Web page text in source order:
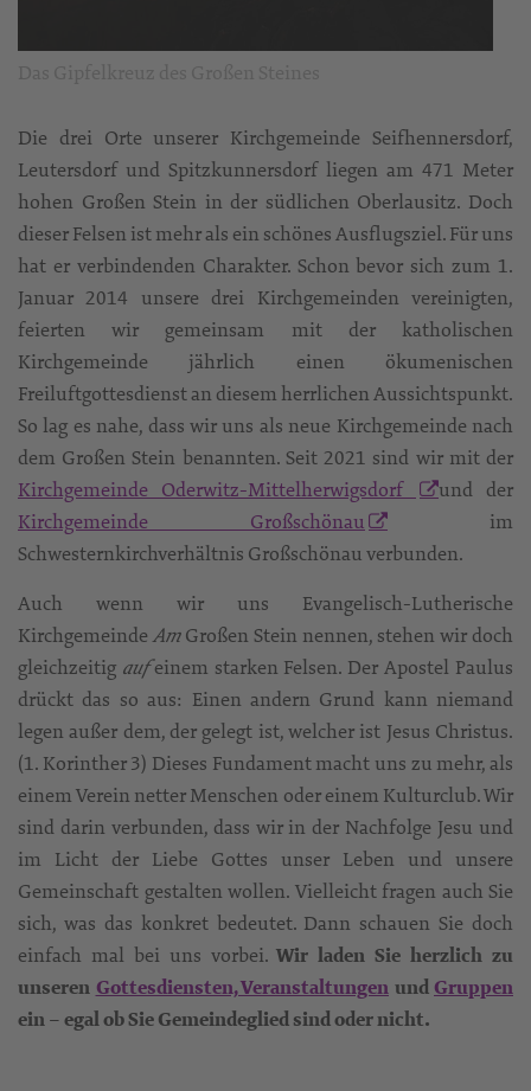
Die drei Orte unserer Kirchgemeinde Seifhennersdorf,
Leutersdorf und Spitzkunnersdorf liegen am 471 Meter
hohen Großen Stein in der südlichen Oberlausitz. Doch
dieser Felsen ist mehr als ein schönes Ausflugsziel. Für uns
hat er verbindenden Charakter. Schon bevor sich zum 1.
Januar 2014 unsere drei Kirchgemeinden vereinigten,
feierten wir gemeinsam mit der katholischen
Kirchgemeinde jährlich einen ökumenischen
Freiluftgottesdienst an diesem herrlichen Aussichtspunkt.
So lag es nahe, dass wir uns als neue Kirchgemeinde nach
dem Großen Stein benannten. Seit 2021 sind wir mit der
Kirchgemeinde Oderwitz-Mittelherwigsdorf
und der
Kirchgemeinde Großschönau
im
Schwesternkirchverhältnis Großschönau verbunden.
Auch wenn wir uns Evangelisch-Lutherische
KirchgemeindeAmGroßen Stein nennen, stehen wir doch
gleichzeitig aufeinem starken Felsen. Der Apostel Paulus
drückt das so aus: Einen andern Grund kann niemand
legen außer dem, der gelegt ist, welcher ist Jesus Christus.
(1. Korinther 3) Dieses Fundament macht uns zu mehr, als
einem Verein netter Menschen oder einem Kulturclub. Wir
sind darin verbunden, dass wir in der Nachfolge Jesu und
im Licht der Liebe Gottes unser Leben und unsere
Gemeinschaft gestalten wollen. Vielleicht fragen auch Sie
sich, was das konkret bedeutet. Dann schauen Sie doch
einfach mal bei uns vorbei.Wir laden Sie herzlich zu
unseren Gottesdiensten, Veranstaltungen und Gruppen
ein – egal ob Sie Gemeindeglied sind oder nicht.